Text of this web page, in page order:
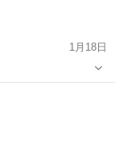
1月18日